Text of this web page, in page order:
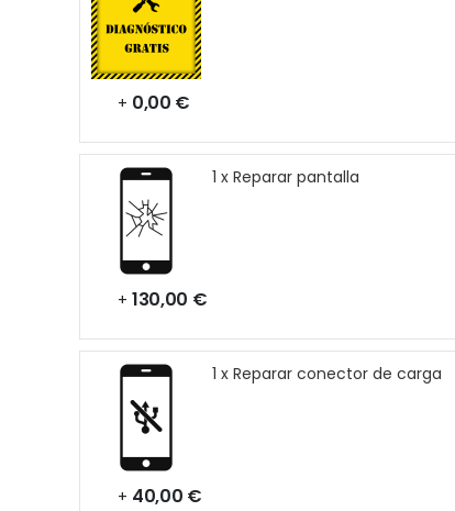
+ 0,00 €
1 x Reparar pantalla
+ 130,00 €
1 x Reparar conector de carga
+ 40,00 €